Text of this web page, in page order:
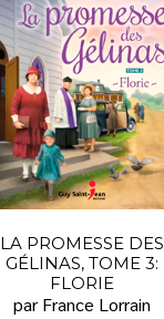
LA PROMESSE DES
GÉLINAS, TOME 3:
FLORIE
par France Lorrain